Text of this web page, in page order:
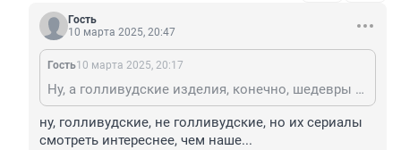
Гость
10 марта 2025, 20:47
Гость10 марта 2025, 20:17
Ну, а голливудские изделия, конечно, шедевры кинематографа?
ну, голливудские, не голливудские, но их сериалы
смотреть интереснее, чем наше...